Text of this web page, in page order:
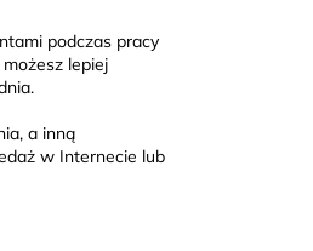
podczas pracy
lepiej
a inną
w Internecie lub